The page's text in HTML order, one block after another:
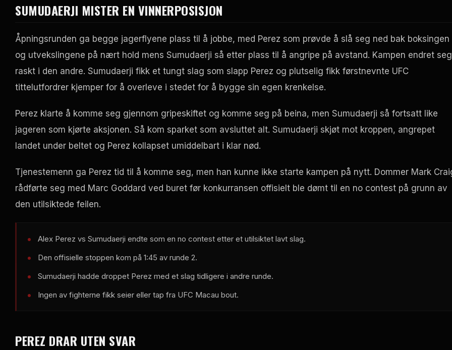
SUMUDAERJI MISTER EN VINNERPOSISJON
Åpningsrunden ga begge jagerflyene plass til å jobbe, med Perez som prøvde å slå seg ned bak boksingen
og utvekslingene på nært hold mens Sumudaerji så etter plass til å angripe på avstand. Kampen endret seg
raskt i den andre. Sumudaerji fikk et tungt slag som slapp Perez og plutselig fikk førstnevnte UFC
tittelutfordrer kjemper for å overleve i stedet for å bygge sin egen krenkelse.
Perez klarte å komme seg gjennom gripeskiftet og komme seg på beina, men Sumudaerji så fortsatt like
jageren som kjørte aksjonen. Så kom sparket som avsluttet alt. Sumudaerji skjøt mot kroppen, angrepet
landet under beltet og Perez kollapset umiddelbart i klar nød.
Tjenestemenn ga Perez tid til å komme seg, men han kunne ikke starte kampen på nytt. Dommer Mark
rådførte seg med Marc Goddard ved buret før konkurransen offisielt ble dømt til en no contest på grunn av
den utilsiktede feilen.
Alex Perez vs Sumudaerji endte som en no contest etter et utilsiktet lavt slag.
Den offisielle stoppen kom på 1:45 av runde 2.
Sumudaerji hadde droppet Perez med et slag tidligere i andre runde.
Ingen av fighterne fikk seier eller tap fra UFC Macau bout.
PEREZ DRAR UTEN SVAR